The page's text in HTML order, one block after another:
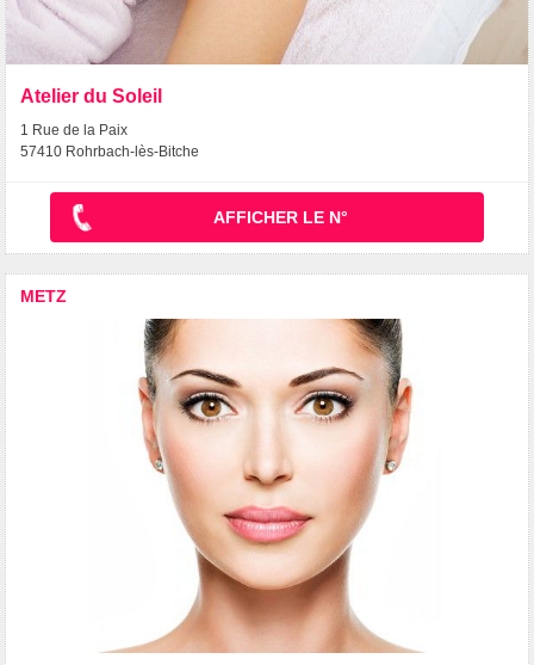
Atelier du Soleil
1 Rue de la Paix
57410 Rohrbach-lès-Bitche
AFFICHER LE N°
METZ